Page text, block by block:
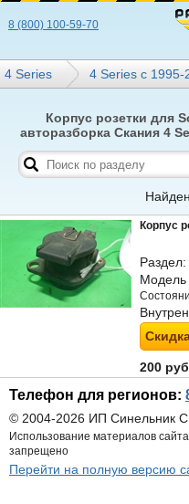
8 (800) 100-59-70
4 Series 4 Series с 1995-
Корпус розетки для
авторазборка Скания 4
Корпус
Раздел:
Модель
200
Телефон для регионов:
© 2004-2026 ИП Синельник
Использование материалов
запрещено
Перейти на полную версию